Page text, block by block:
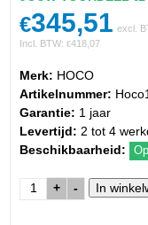
€345,51 excl.
Incl. BTW:€418,07
Merk: HOCO
Artikelnummer:
Garantie: 1 jaar
Levertijd: 2 tot 4
Beschikbaarheid:
+ -